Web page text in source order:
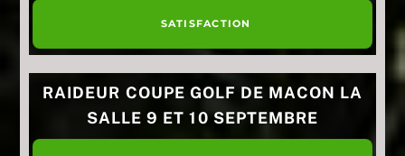
SATISFACTION
RAIDEUR COUPE GOLF DE MACON LA
SALLE 9 ET 10 SEPTEMBRE